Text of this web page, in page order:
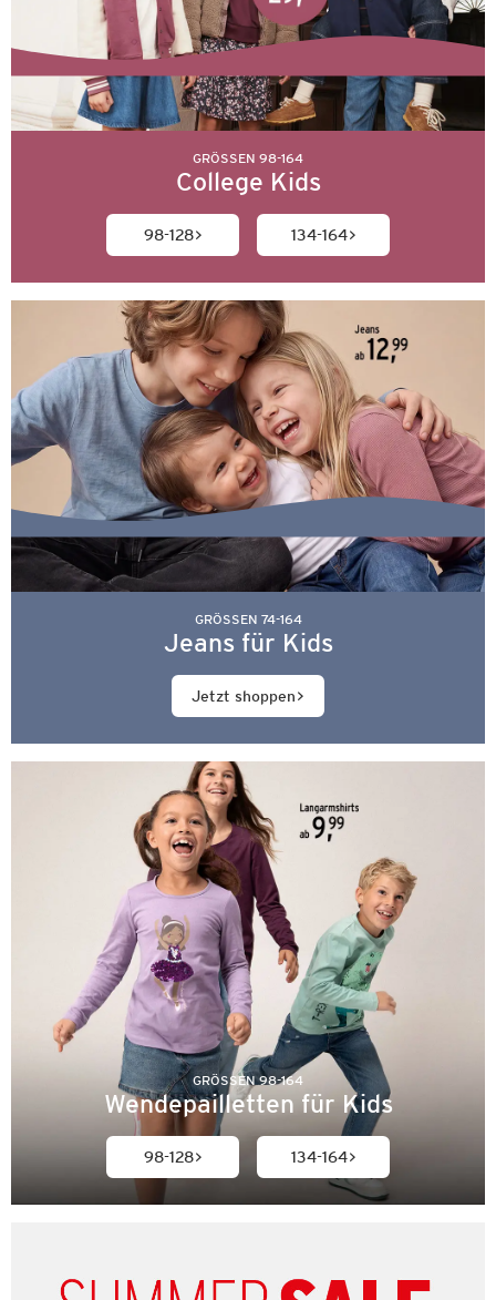
GRÖSSEN 98-164
College Kids
98-128 134-164
GRÖSSEN 74-164
Jeans für Kids
Jetzt shoppen
GRÖSSEN 98-164
Wendepailletten für Kids
98-128 134-164